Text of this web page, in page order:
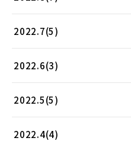
2022.7(5)
2022.6(3)
2022.5(5)
2022.4(4)